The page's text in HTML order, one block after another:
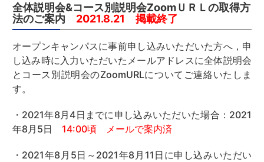
全体説明会&コース別説明会ZoomＵＲＬの取得方
法のご案内 2021.8.21 掲載終了
オープンキャンパスに事前申し込みいただいた方へ，申
し込み時に入力いただいたメールアドレスに全体説明会
とコース別説明会のZoomURLについてご連絡いたしま
す。
・2021年8月4日までに申し込みいただいた場合：2021
年8月5日 14:00頃 メールで案内済
・2021年8月5日～2021年8月11日に申し込みいただい